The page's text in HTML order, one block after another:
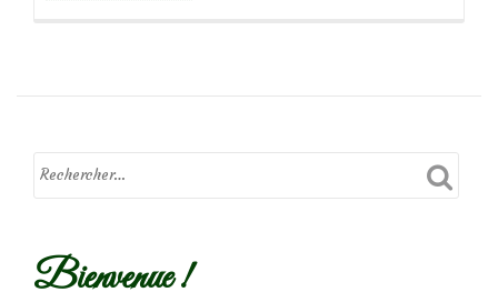
fleurs
circe…
Bienvenue !